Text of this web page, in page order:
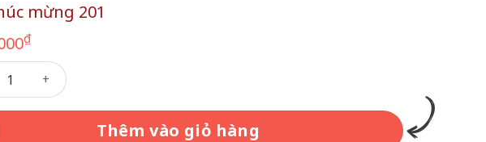
mừng 201
₫
mừng 201 số lượng
Thêm vào giỏ hàng